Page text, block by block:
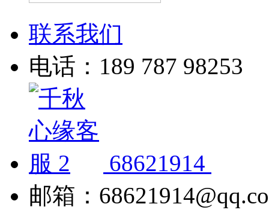
联系我们
电话：189 787 98253
68621914
邮箱：